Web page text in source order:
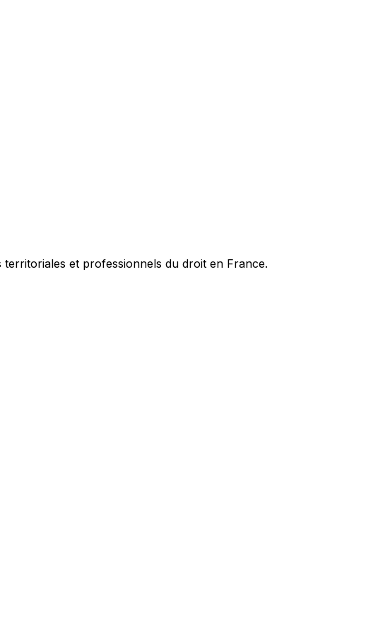
et professionnels du droit en France.